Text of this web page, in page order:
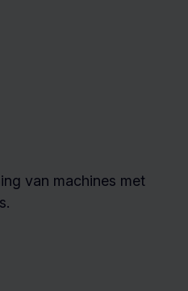
van machines met